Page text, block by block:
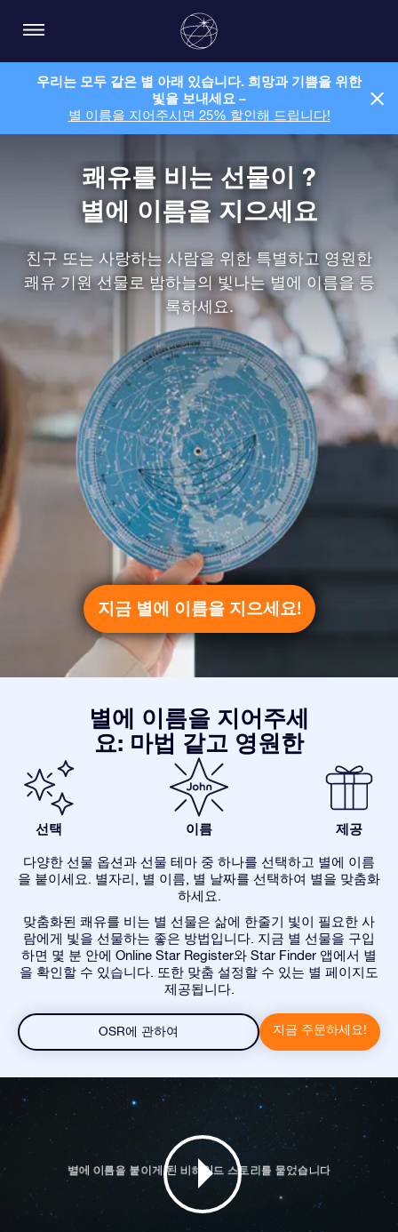
우리는 모두 같은 별 아래 있습니다. 희망과 기쁨을 위한
빛을 보내세요 –
별 이름을 지어주시면 25% 할인해 드립니다!
쾌유를 비는 선물이 ?
별에 이름을 지으세요
친구 또는 사랑하는 사람을 위한 특별하고 영원한
쾌유 기원 선물로 밤하늘의 빛나는 별에 이름을 등
록하세요.
지금 별에 이름을 지으세요!
별에 이름을 지어주세
요: 마법 같고 영원한
선택 이름 제공
다양한 선물 옵션과 선물 테마 중 하나를 선택하고 별에 이름
을 붙이세요. 별자리, 별 이름, 별 날짜를 선택하여 별을 맞춤화
하세요.
맞춤화된 쾌유를 비는 별 선물은 삶에 한줄기 빛이 필요한 사
람에게 빛을 선물하는 좋은 방법입니다. 지금 별 선물을 구입
하면 몇 분 안에 Online Star Register와 Star Finder 앱에서 별
을 확인할 수 있습니다. 또한 맞춤 설정할 수 있는 별 페이지도
제공됩니다.
OSR에 관하여 지금 주문하세요!